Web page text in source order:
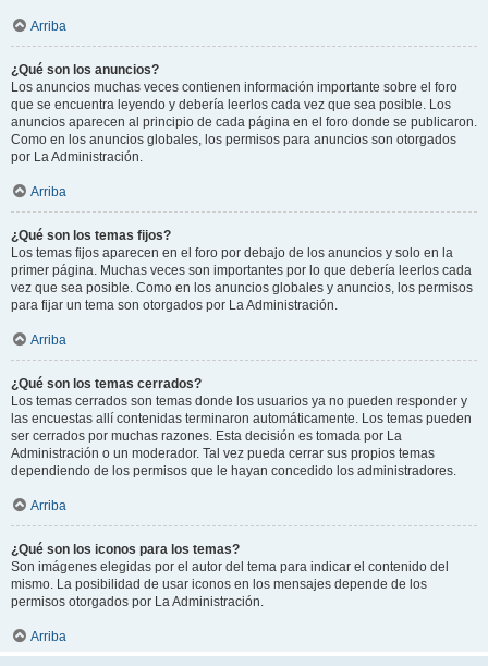
Arriba
¿Qué son los anuncios?
Los anuncios muchas veces contienen información importante sobre el foro
que se encuentra leyendo y debería leerlos cada vez que sea posible. Los
anuncios aparecen al principio de cada página en el foro donde se publicaron.
Como en los anuncios globales, los permisos para anuncios son otorgados
por La Administración.
Arriba
¿Qué son los temas fijos?
Los temas fijos aparecen en el foro por debajo de los anuncios y solo en la
primer página. Muchas veces son importantes por lo que debería leerlos cada
vez que sea posible. Como en los anuncios globales y anuncios, los permisos
para fijar un tema son otorgados por La Administración.
Arriba
¿Qué son los temas cerrados?
Los temas cerrados son temas donde los usuarios ya no pueden responder y
las encuestas allí contenidas terminaron automáticamente. Los temas pueden
ser cerrados por muchas razones. Esta decisión es tomada por La
Administración o un moderador. Tal vez pueda cerrar sus propios temas
dependiendo de los permisos que le hayan concedido los administradores.
Arriba
¿Qué son los iconos para los temas?
Son imágenes elegidas por el autor del tema para indicar el contenido del
mismo. La posibilidad de usar iconos en los mensajes depende de los
permisos otorgados por La Administración.
Arriba